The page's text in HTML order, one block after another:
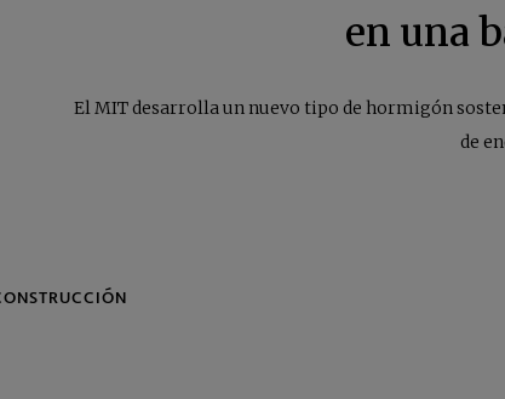
en una
El MIT desarrolla un nuevo tipo de hormigón
de